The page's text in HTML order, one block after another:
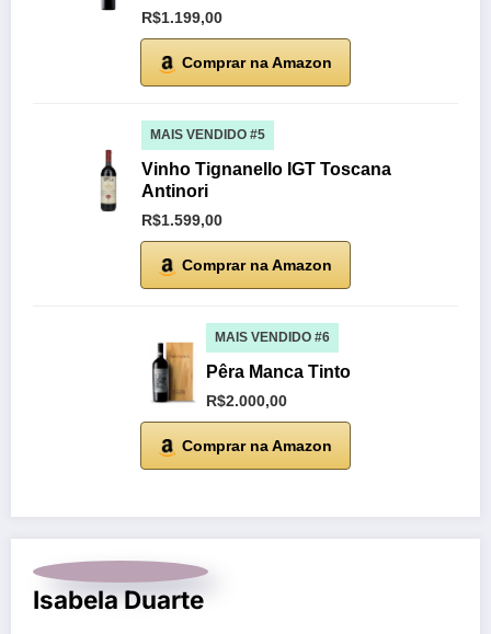
R$1.199,00
Comprar na Amazon
MAIS VENDIDO #5
Vinho Tignanello IGT Toscana
Antinori
R$1.599,00
Comprar na Amazon
MAIS VENDIDO #6
Pêra Manca Tinto
R$2.000,00
Comprar na Amazon
Isabela Duarte